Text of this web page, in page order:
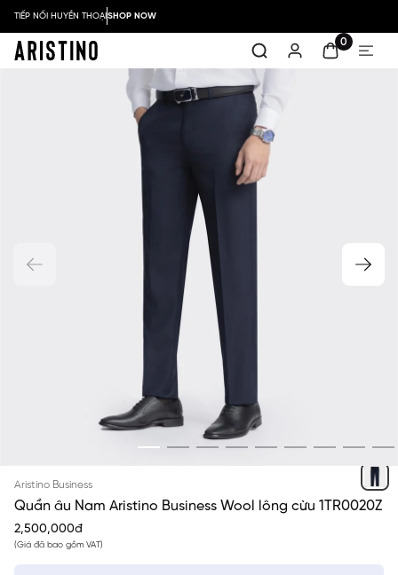
TIẾP NỐI HUYỀN THOẠISHOP NOW
0
Aristino Business
Quần âu Nam Aristino Business Wool lông cừu 1TR0020Z
2,500,000đ
(Giá đã bao gồm VAT)